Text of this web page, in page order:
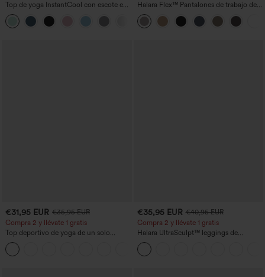
Top de yoga InstantCool con escote en
U y bajo curvado - UPF50+
Halara Flex™ Pantalones de trabajo de
talle alto, moldeadores del cuerpo, que
estilizan la cintura, con bolsillos, de
pierna ancha en micro‑waffle
€31,95 EUR €35,95 EUR
Compra 2 y llévate 1 gratis
Top deportivo de yoga de un solo
hombro, manga larga con agujero para
el pulgar, dobladillo curvo estilo high-
low (frente más corto, espalda más
€35,95 EUR €40,95 EUR
Compra 2 y llévate 1 gratis
Halara UltraSculpt™ leggings de
entrenamiento moldeadores de talle alto
con fruncido trasero que realza los
glúteos, control de abdomen y bolsillos